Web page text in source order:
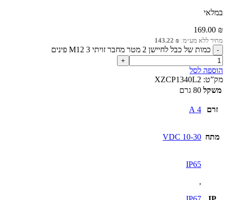
במלאי
169.00 ₪
מחיר ללא מע״מ: 143.22 ₪
כמות של כבל לחיישן 2 מטר מחבר זויתי M12 3 פינים
הוספה לסל
מק”ט: XZCP1340L2
משקל 80 גרם
זרם 4 A
מתח 10-30 VDC
IP65
,